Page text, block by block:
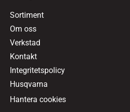
Sortiment
Om oss
Verkstad
Kontakt
Integritetspolicy
Husqvarna
Hantera cookies